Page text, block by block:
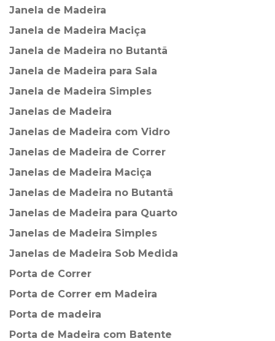
Janela de Madeira
Janela de Madeira Maciça
Janela de Madeira no Butantã
Janela de Madeira para Sala
Janela de Madeira Simples
Janelas de Madeira
Janelas de Madeira com Vidro
Janelas de Madeira de Correr
Janelas de Madeira Maciça
Janelas de Madeira no Butantã
Janelas de Madeira para Quarto
Janelas de Madeira Simples
Janelas de Madeira Sob Medida
Porta de Correr
Porta de Correr em Madeira
Porta de madeira
Porta de Madeira com Batente